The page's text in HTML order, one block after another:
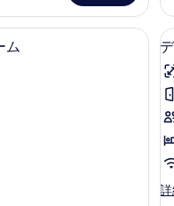
ス
ヴ
ィ
2
ベ
ッ
ド
ル
ー
ム
の
ックス ヴィラ 4 ベッドルーム |
ム
デ